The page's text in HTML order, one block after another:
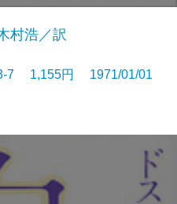
村浩／訳
7 1,155円 1971/01/01